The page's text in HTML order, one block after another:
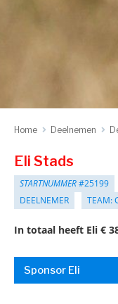
Home Deelnemen
Eli Stads
STARTNUMMER#25199
DEELNEMER
TEAM:
In totaal heeft Eli €
Sponsor Eli